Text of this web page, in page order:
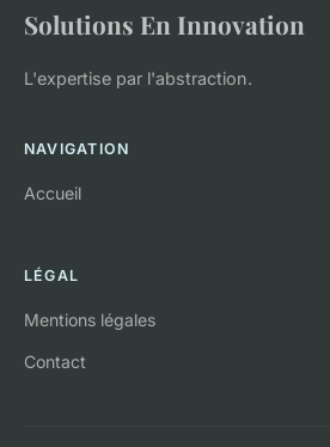
Solutions En Innovation
L'expertise par l'abstraction.
NAVIGATION
Accueil
LÉGAL
Mentions légales
Contact